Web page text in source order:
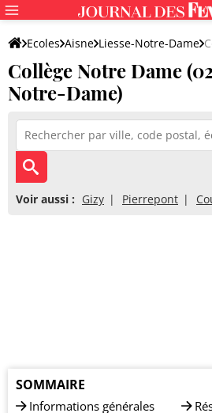
Ecoles Aisne Liesse-Notre-Dame
Collège Notre Dame
Notre-Dame)
Voir aussi : Gizy Pierrepont
SOMMAIRE
Informations générales